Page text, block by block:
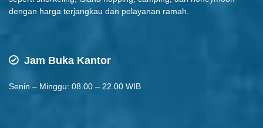
dengan harga terjangkau dan pelayanan ramah.
Jam Buka Kantor
Senin – Minggu: 08.00 – 22.00 WIB